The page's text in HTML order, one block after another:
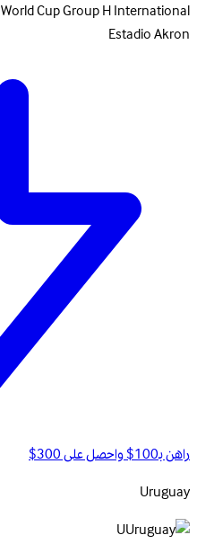
World Cup Group HInternational
Estadio Akron
راهن بـ100$ واحصل على 300$
Uruguay
U